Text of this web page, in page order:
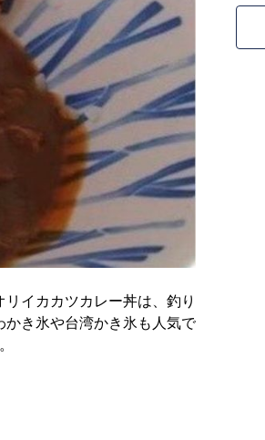
イカカツカレー丼は、釣り
き氷や台湾かき氷も人気で